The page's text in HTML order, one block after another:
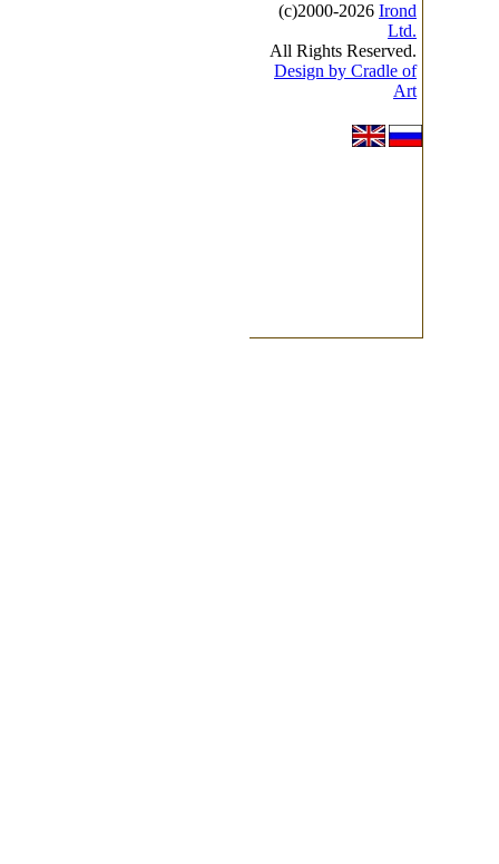
(с)2000-2026 Irond
Ltd.
All Rights Reserved.
Design by Cradle of
Art